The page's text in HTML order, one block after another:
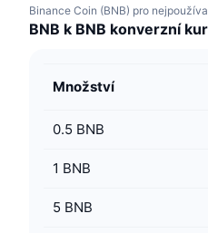
Binance Coin (BNB) pro
BNB k BNB konverzní
Množství
0.5 BNB
1 BNB
5 BNB